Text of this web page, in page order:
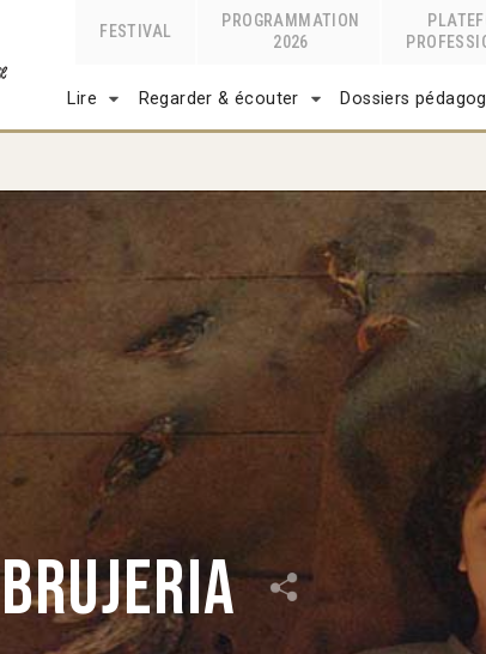
FESTIVAL
PROGRAMMATION
2026
Lire Regarder & écouter Dossiers
Brujeria